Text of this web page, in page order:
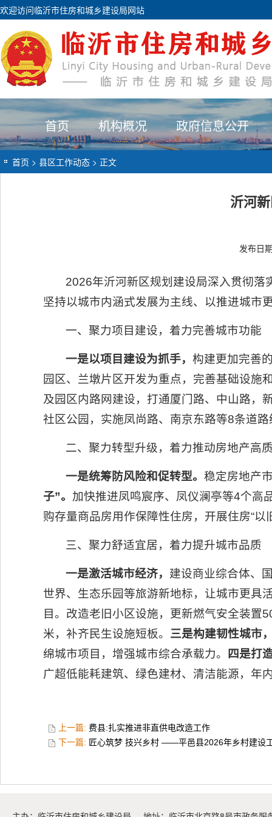
欢迎访问临沂市住房和城乡建设局网站
首页 机构概况 政府信息公开
首页 > 县区工作动态 > 正文
沂河
发布日
2026年沂河新区规划建设局深入贯彻
坚持以城市内涵式发展为主线、以推进城市
一、聚力项目建设，着力完善城市功能
一是以项目建设为抓手，构建更加完善
园区、兰墩片区开发为重点，完善基础设施
及园区内路网建设，打通厦门路、中山路，
社区公园，实施凤尚路、南京东路等8条道
二、聚力转型升级，着力推动房地产高
一是统筹防风险和促转型。稳定房地产
子”。 加快推进凤鸣宸序、凤仪澜亭等4个高
购存量商品房用作保障性住房，开展住房“以
三、聚力舒适宜居，着力提升城市品质
一是激活城市经济， 建设商业综合体、
世界、生态乐园等旅游新地标，让城市更具
目。改造老旧小区设施，更新燃气安全装置
米，补齐民生设施短板。 三是构建韧性城市
绵城市项目，增强城市综合承载力。
四是打
广超低能耗建筑、绿色建材、清洁能源，年
上一篇: 费县:扎实推进非直供电改造工作
下一篇: 匠心筑梦 技兴乡村 ——平邑县2026年乡村建设